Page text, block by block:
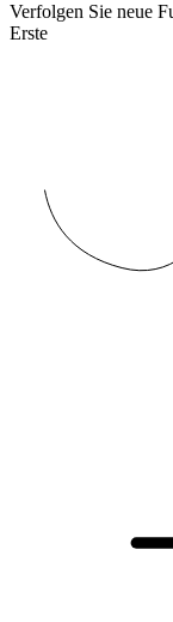
Verfolgen Sie neue
Erste